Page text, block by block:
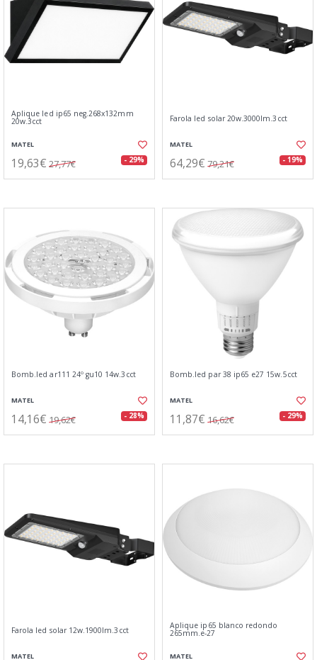
Aplique led ip65 neg.268x132mm
20w.3cct
MATEL
19,63€ 27,77€ - 29%
Farola led solar 20w.3000lm.3cct
MATEL
64,29€ 79,21€ - 19%
Bomb.led ar111 24º gu10 14w.3cct
MATEL
14,16€ 19,62€ - 28%
Bomb.led par 38 ip65 e27 15w.5cct
MATEL
11,87€ 16,62€ - 29%
Farola led solar 12w.1900lm.3cct
MATEL
Aplique ip65 blanco redondo
265mm.e-27
MATEL